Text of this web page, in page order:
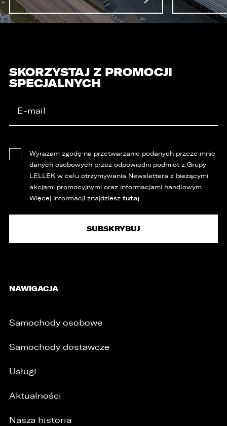
SKORZYSTAJ Z PROMOCJI
SPECJALNYCH
Wyrażam zgodę na przetwarzanie podanych przeze mnie
danych osobowych przez odpowiedni podmiot z Grupy
LELLEK w celu otrzymywania Newslettera z bieżącymi
akcjami promocyjnymi oraz informacjami handlowym.
Więcej informacji znajdziesz tutaj
NAWIGACJA
Samochody osobowe
Samochody dostawcze
Usługi
Aktualności
Nasza historia